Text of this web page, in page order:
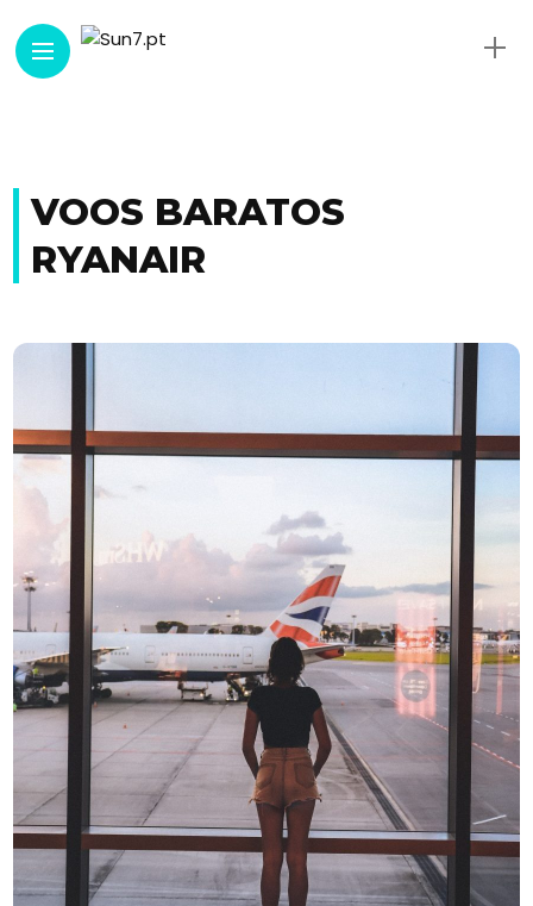
VOOS BARATOS
RYANAIR